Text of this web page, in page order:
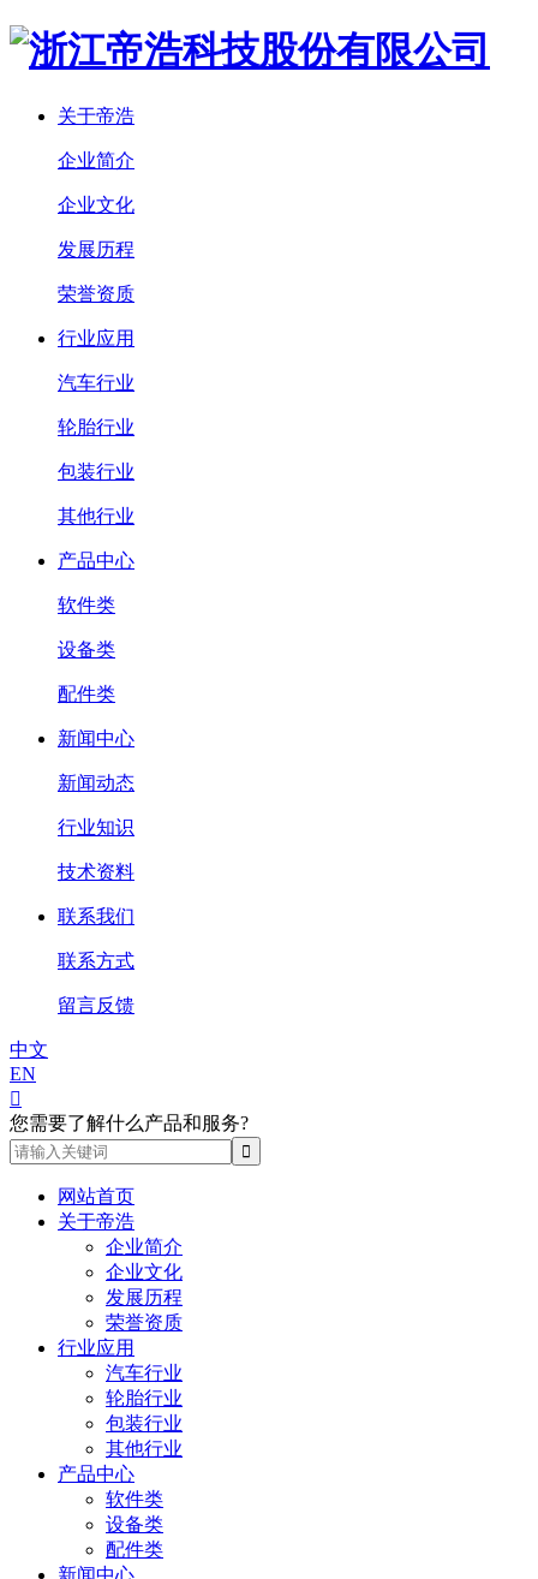
关于帝浩
企业简介
企业文化
发展历程
荣誉资质
行业应用
汽车行业
轮胎行业
包装行业
其他行业
产品中心
软件类
设备类
配件类
新闻中心
新闻动态
行业知识
技术资料
联系我们
联系方式
留言反馈
中文
EN

您需要了解什么产品和服务?
网站首页
关于帝浩
企业简介
企业文化
发展历程
荣誉资质
行业应用
汽车行业
轮胎行业
包装行业
其他行业
产品中心
软件类
设备类
配件类
新闻中心